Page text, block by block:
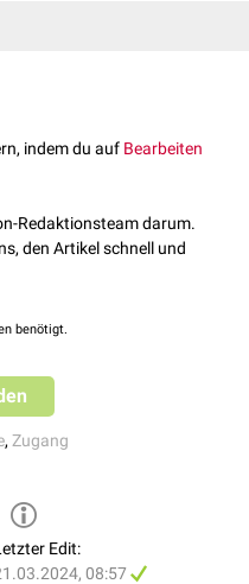
größeren Körpervenen mittels
für die i.v.-Gabe im ärztlichen
Ellenbeuge.
in Fließrichtung der Vene,
ist dieInfusion. Soll die
Zeitraum erfolgen, werden
indem du auf Bearbeiten
Redaktionsteam darum.
den Artikel schnell und
benötigt.
, Zugang
Edit:
08:57